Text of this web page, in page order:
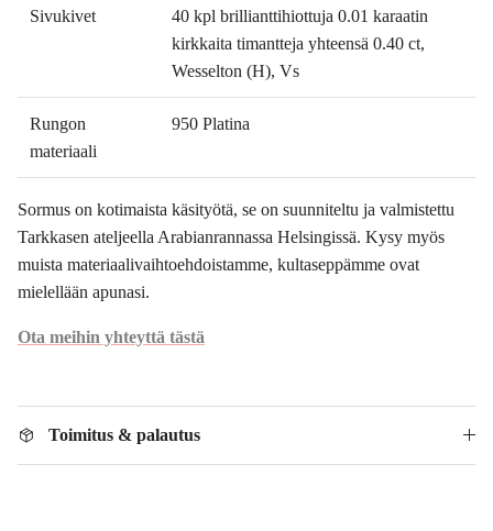
Sivukivet
40 kpl brillianttihiottuja 0.01 karaatin
kirkkaita timantteja yhteensä 0.40 ct,
Wesselton (H), Vs
Rungon
materiaali
950 Platina
Sormus on kotimaista käsityötä, se on suunniteltu ja valmistettu
Tarkkasen ateljeella Arabianrannassa Helsingissä. Kysy myös
muista materiaalivaihtoehdoistamme, kultaseppämme ovat
mielellään apunasi.
Ota meihin yhteyttä tästä
Toimitus & palautus